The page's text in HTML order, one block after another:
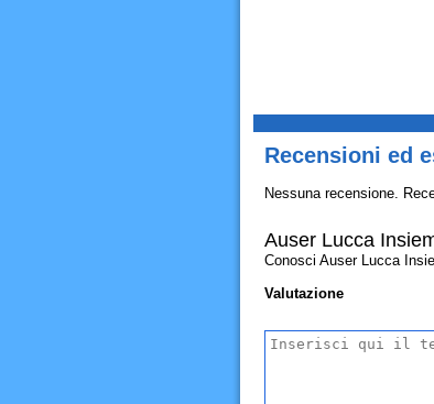
Recensioni ed
Nessuna recensione.
Auser Lucca
Conosci Auser Lucca
Valutazione